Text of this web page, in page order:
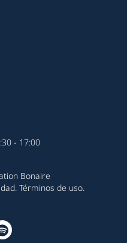
- 17:00
Bonaire
. Términos de uso.